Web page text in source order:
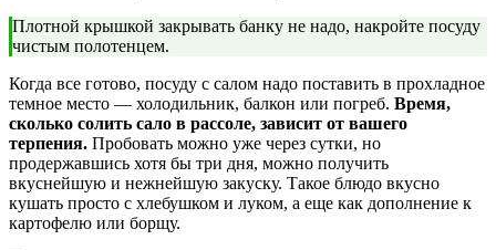
Плотной крышкой закрывать банку не надо, накройте посуду
чистым полотенцем.
Когда все готово, посуду с салом надо поставить в прохладное
темное место — холодильник, балкон или погреб. Время,
сколько солить сало в рассоле, зависит от вашего
терпения. Пробовать можно уже через сутки, но
продержавшись хотя бы три дня, можно получить
вкуснейшую и нежнейшую закуску. Такое блюдо вкусно
кушать просто с хлебушком и луком, а еще как дополнение к
картофелю или борщу.